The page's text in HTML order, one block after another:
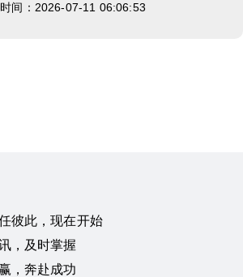
时间：2026-07-11 06:06:53
彼此，现在开始
，及时掌握
，奔赴成功